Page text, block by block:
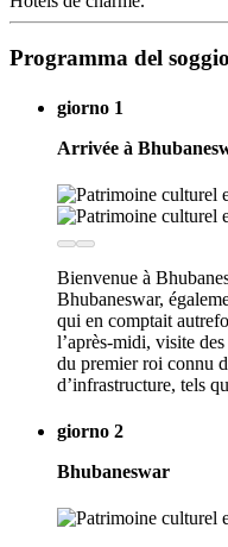
Programma del
giorno 1
Arrivée à
Bienvenue à
Bhubaneswar,
qui en comptait
l’après-midi, visite
du premier roi connu
d’infrastructure, tels
giorno 2
Bhubaneswar